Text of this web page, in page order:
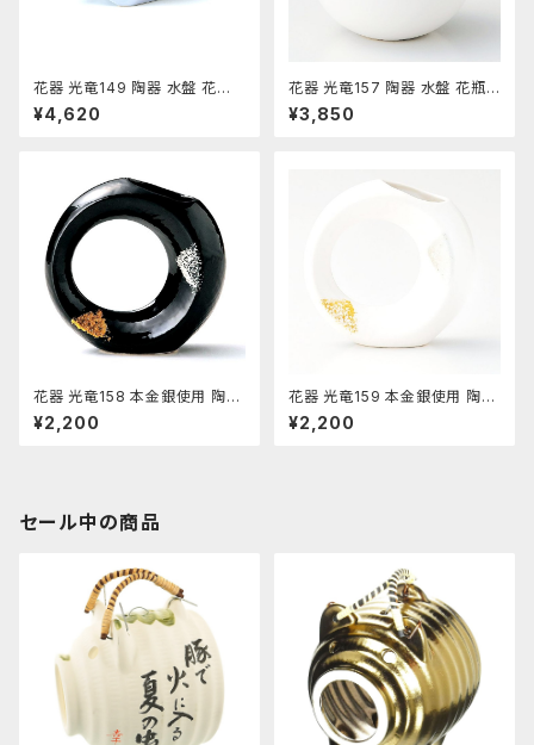
花器 光竜149 陶器 水盤 花瓶
コンポーネント フラワーベース
¥4,620
花器 光竜157 陶器 水盤 花瓶
コンポーネント フラワーベース
¥3,850
花器 光竜158 本金銀使用 陶器
水盤 花瓶 コンポーネント フラ
ワーベース
¥2,200
花器 光竜159 本金銀使用 陶器
水盤 花瓶 コンポーネント フラ
ワーベース
¥2,200
セール中の商品